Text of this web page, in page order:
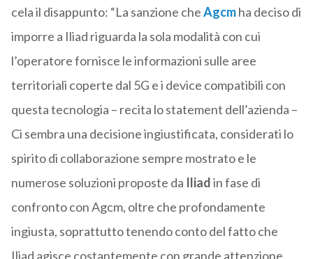
cela il disappunto: “La sanzione cheAgcmha deciso di
imporre a Iliad riguarda la sola modalità con cui
l’operatore fornisce le informazioni sulle aree
territoriali coperte dal 5G e i device compatibili con
questa tecnologia – recita lo statement dell’azienda –
Ci sembra una decisione ingiustificata, considerati lo
spirito di collaborazione sempre mostrato e le
numerose soluzioni proposte da Iliadin fase di
confronto con Agcm, oltre che profondamente
ingiusta, soprattutto tenendo conto del fatto che
Iliad agisce costantemente con grande attenzione